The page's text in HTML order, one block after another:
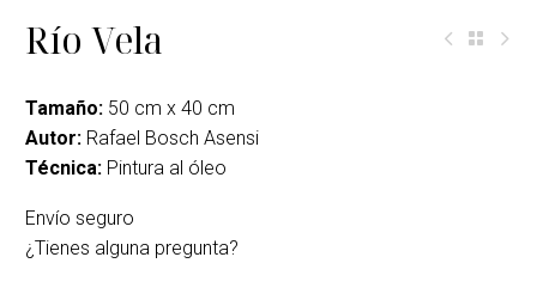
Río Vela
Tamaño: 50 cm x 40 cm
Autor: Rafael Bosch Asensi
Técnica: Pintura al óleo
Envío seguro
¿Tienes alguna pregunta?